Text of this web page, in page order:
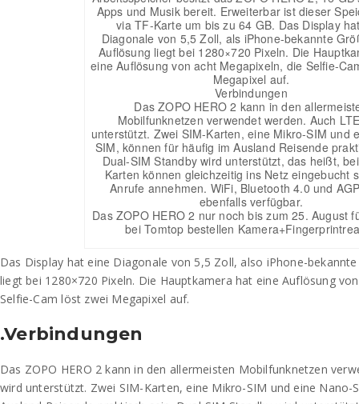
Apps und Musik bereit. Erweiterbar ist dieser
via TF-Karte um bis zu 64 GB. Das Display
Diagonale von 5,5 Zoll, als iPhone-bekannte
Auflösung liegt bei 1280×720 Pixeln. Die
eine Auflösung von acht Megapixeln, die Selfie-
Megapixel auf.
Verbindungen
Das ZOPO HERO 2 kann in den
Mobilfunknetzen verwendet werden. Auch
unterstützt. Zwei SIM-Karten, eine Mikro-SIM und
SIM, können für häufig im Ausland Reisende
Dual-SIM Standby wird unterstützt, das heißt,
Karten können gleichzeitig ins Netz eingebucht
Anrufe annehmen. WiFi, Bluetooth 4.0 und
ebenfalls verfügbar.
Das ZOPO HERO 2 nur noch bis zum 25. August
bei Tomtop bestellen
Das Display hat eine Diagonale von 5,5 Zoll, also iPhone-
liegt bei 1280×720 Pixeln. Die Hauptkamera hat eine Auflösung
Selfie-Cam löst zwei Megapixel auf.
.Verbindungen
Das ZOPO HERO 2 kann in den allermeisten Mobilfunknetzen
wird unterstützt. Zwei SIM-Karten, eine Mikro-SIM und eine Nano-